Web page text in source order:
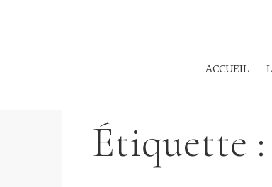
ACCUEIL
Étiquette :